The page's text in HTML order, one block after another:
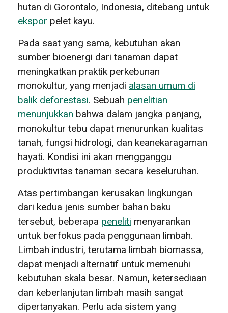
hutan di Gorontalo, Indonesia, ditebang untuk
ekspor pelet kayu.
Pada saat yang sama, kebutuhan akan
sumber bioenergi dari tanaman dapat
meningkatkan praktik perkebunan
monokultur, yang menjadi alasan umum di
balik deforestasi. Sebuah penelitian
menunjukkan bahwa dalam jangka panjang,
monokultur tebu dapat menurunkan kualitas
tanah, fungsi hidrologi, dan keanekaragaman
hayati. Kondisi ini akan mengganggu
produktivitas tanaman secara keseluruhan.
Atas pertimbangan kerusakan lingkungan
dari kedua jenis sumber bahan baku
tersebut, beberapa peneliti menyarankan
untuk berfokus pada penggunaan limbah.
Limbah industri, terutama limbah biomassa,
dapat menjadi alternatif untuk memenuhi
kebutuhan skala besar. Namun, ketersediaan
dan keberlanjutan limbah masih sangat
dipertanyakan. Perlu ada sistem yang